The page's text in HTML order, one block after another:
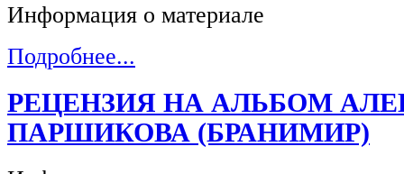
Информация о материале
Подробнее...
РЕЦЕНЗИЯ НА АЛЬБОМ
ПАРШИКОВА (БРАНИМИР)